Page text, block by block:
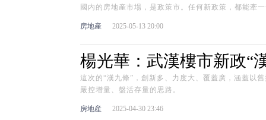
國内的房地産市場，是政策市。任何新政策，都能牽
房地産 2025-05-13 20:00
楊光華：武漢樓市新政“
這次的“漢九條”，創新多、力度大、覆蓋廣，涵蓋以
嚴控增量、盤活存量的思路。
房地産 2025-04-30 23:46